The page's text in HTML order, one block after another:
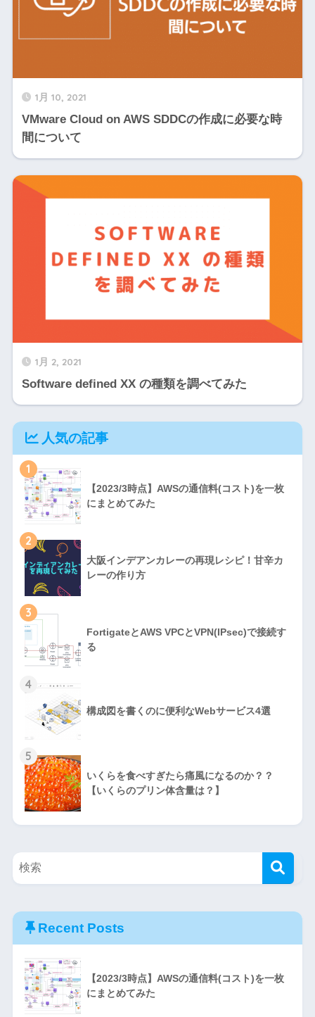
1月 10, 2021
VMware Cloud on AWS SDDCの作成に必要な時
間について
1月 2, 2021
Software defined XX の種類を調べてみた
人気の記事
1
【2023/3時点】AWSの通信料(コスト)を一枚
にまとめてみた
2
大阪インデアンカレーの再現レシピ！甘辛カ
レーの作り方
3
FortigateとAWS VPCとVPN(IPsec)で接続す
る
4
構成図を書くのに便利なWebサービス4選
5
いくらを食べすぎたら痛風になるのか？？
【いくらのプリン体含量は？】
Recent Posts
【2023/3時点】AWSの通信料(コスト)を一枚
にまとめてみた